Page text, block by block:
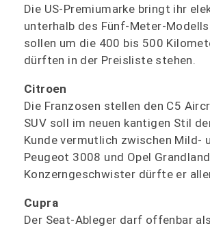
Die US-Premiumarke bringt ihr
unterhalb des Fünf-Meter-
sollen um die 400 bis 500
dürften in der Preisliste stehen.
Citroen
Die Franzosen stellen den C5
SUV soll im neuen kantigen Stil
Kunde vermutlich zwischen Mild-
Peugeot 3008 und Opel
Konzerngeschwister dürfte er
Cupra
Der Seat-Ableger darf offenbar